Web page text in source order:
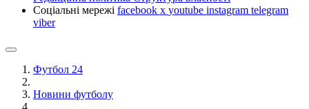
Соціальні мережі facebook x youtube instagram telegram
viber
Футбол 24
Новини футболу